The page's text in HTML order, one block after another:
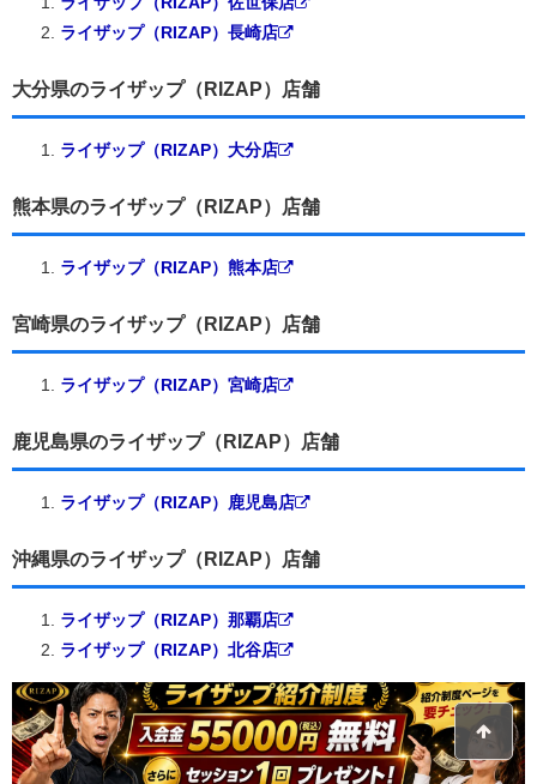
ライザップ（RIZAP）長崎店
大分県のライザップ（RIZAP）店舗
ライザップ（RIZAP）大分店
熊本県のライザップ（RIZAP）店舗
ライザップ（RIZAP）熊本店
宮崎県のライザップ（RIZAP）店舗
ライザップ（RIZAP）宮崎店
鹿児島県のライザップ（RIZAP）店舗
ライザップ（RIZAP）鹿児島店
沖縄県のライザップ（RIZAP）店舗
ライザップ（RIZAP）那覇店
ライザップ（RIZAP）北谷店